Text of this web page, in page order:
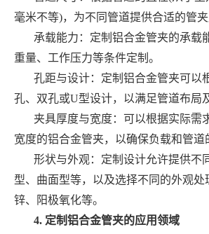
毫米不等)，为不同管道提供合适的管夹
承载能力：定制铝合金管夹的承载
重量、工作压力等条件定制。
孔距与设计：定制铝合金管夹可以
孔、双孔或U型设计，以满足管道布局
夹具厚度与宽度：可以根据实际需
宽度的铝合金管夹，以确保负载和管道
形状与外观：定制设计允许提供不
型、曲面型等，以及选择不同的外观处
锌、阳极氧化等。
4. 定制铝合金管夹的应用领域